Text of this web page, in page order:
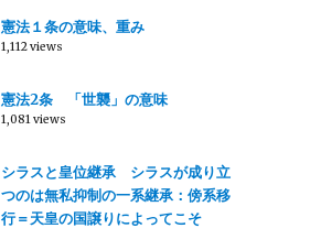
憲法１条の意味、重み
1,112 views
憲法2条 「世襲」の意味
1,081 views
シラスと皇位継承 シラスが成り立
つのは無私抑制の一系継承：傍系移
行＝天皇の国譲りによってこそ